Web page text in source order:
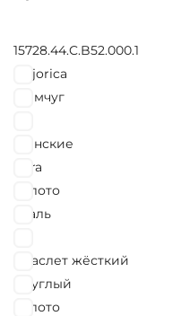
15728.44.C.B52.000.1
Majorica
Жемчуг
Женские
Aura
Золото
Сталь
Браслет жёсткий
Круглый
Золото